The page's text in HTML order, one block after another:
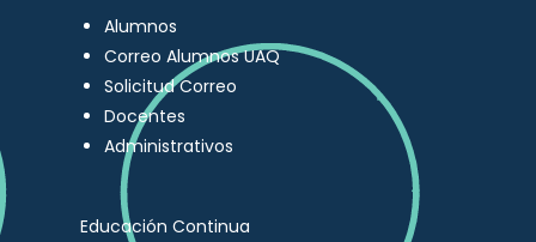
Alumnos
Correo Alumnos UAQ
Solicitud Correo
Docentes
Administrativos
Educación Continua